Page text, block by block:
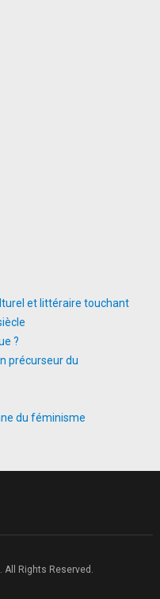
et littéraire touchant
?
précurseur du
du féminisme
All Rights Reserved.